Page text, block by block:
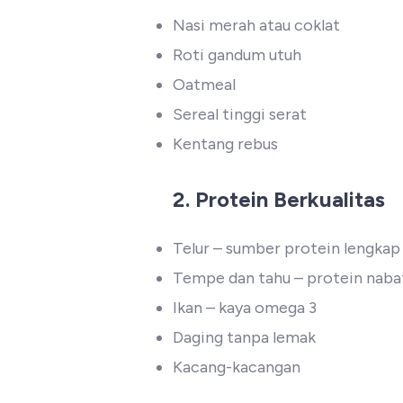
Nasi merah atau coklat
Roti gandum utuh
Oatmeal
Sereal tinggi serat
Kentang rebus
2. Protein Berkualitas
Telur – sumber protein lengkap
Tempe dan tahu – protein
Ikan – kaya omega 3
Daging tanpa lemak
Kacang-kacangan